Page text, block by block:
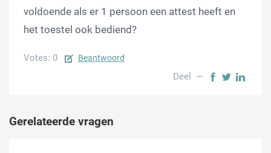
voldoende als er 1 persoon een attest heeft en
het toestel ook bediend?
Votes: 0 Beantwoord
Deel —
Gerelateerde vragen